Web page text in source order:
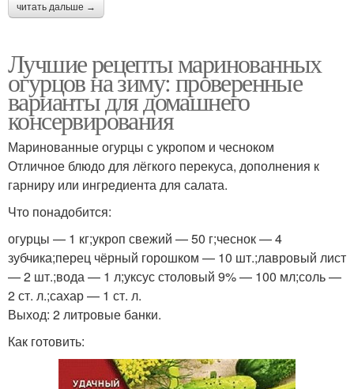
читать дальше →
Лучшие рецепты маринованных
огурцов на зиму: проверенные
варианты для домашнего
консервирования
Маринованные огурцы с укропом и чесноком
Отличное блюдо для лёгкого перекуса, дополнения к
гарниру или ингредиента для салата.
Что понадобится:
огурцы — 1 кг;укроп свежий — 50 г;чеснок — 4
зубчика;перец чёрный горошком — 10 шт.;лавровый лист
— 2 шт.;вода — 1 л;уксус столовый 9% — 100 мл;соль —
2 ст. л.;сахар — 1 ст. л.
Выход: 2 литровые банки.
Как готовить: